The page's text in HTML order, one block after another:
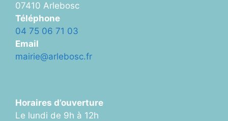
07410 Arlebosc
Téléphone
04 75 06 71 03
Email
mairie@arlebosc.fr
Horaires d’ouverture
Le lundi de 9h à 12h